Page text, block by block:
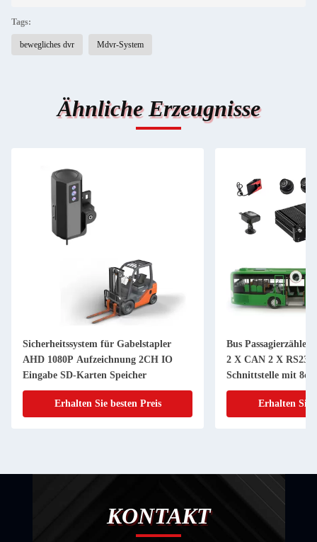
Tags:
bewegliches dvr Mdvr-System
Ähnliche Erzeugnisse
Sicherheitssystem für Gabelstapler
AHD 1080P Aufzeichnung 2CH IO
Eingabe SD-Karten Speicher
Erhalten Sie besten Preis
Bus Passagierzähler
2 X CAN 2 X RS232
Schnittstelle mit
Erhalten Sie
KONTAKT